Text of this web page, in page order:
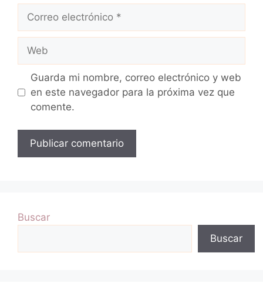
Correo
Web
Guarda mi nombre, correo electrónico y web
en este navegador para la próxima vez que
comente.
Buscar
Buscar